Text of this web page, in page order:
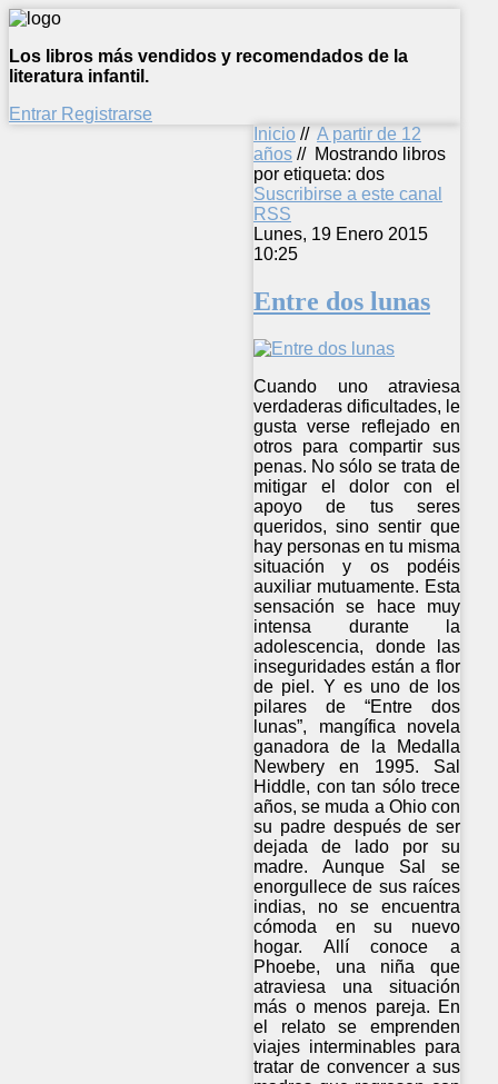
Los libros más vendidos y recomendados de la
literatura infantil.
Entrar Registrarse
Inicio // A partir de 12
años // Mostrando libros
por etiqueta: dos
Suscribirse a este canal
RSS
Lunes, 19 Enero 2015
10:25
Entre dos lunas
Cuando uno atraviesa
verdaderas dificultades, le
gusta verse reflejado en
otros para compartir sus
penas. No sólo se trata de
mitigar el dolor con el
apoyo de tus seres
queridos, sino sentir que
hay personas en tu misma
situación y os podéis
auxiliar mutuamente. Esta
sensación se hace muy
intensa durante la
adolescencia, donde las
inseguridades están a flor
de piel. Y es uno de los
pilares de “Entre dos
lunas”, mangífica novela
ganadora de la Medalla
Newbery en 1995. Sal
Hiddle, con tan sólo trece
años, se muda a Ohio con
su padre después de ser
dejada de lado por su
madre. Aunque Sal se
enorgullece de sus raíces
indias, no se encuentra
cómoda en su nuevo
hogar. Allí conoce a
Phoebe, una niña que
atraviesa una situación
más o menos pareja. En
el relato se emprenden
viajes interminables para
tratar de convencer a sus